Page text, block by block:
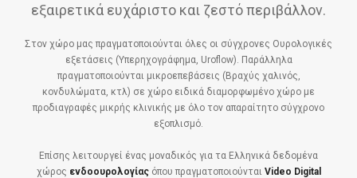
εξαιρετικά ευχάριστο και ζεστό περιβάλλον.
Στον χώρο μας πραγματοποιούνται όλες οι σύγχρονες Ουρολογικές
εξετάσεις (Υπερηχογράφημα, Uroflow). Παράλληλα
πραγματοποιούνται μικροεπεβάσεις (Βραχύς χαλινός,
κονδυλώματα, κτλ) σε χώρο ειδικά διαμορφωμένο χώρο με
προδιαγραφές μικρής κλινικής με όλο τον απαραίτητο σύγχρονο
εξοπλισμό.
Επίσης λειτουργεί ένας μοναδικός για τα Ελληνικά δεδομένα
χώρος ενδοουρολογίαςόπου πραγματοποιούνται Video Digital